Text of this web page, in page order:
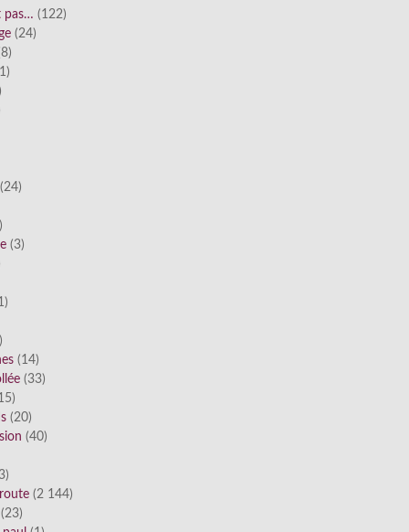
pas… (122)
(24)
(24)
(3)
(14)
(33)
(20)
(40)
(2 144)
(23)